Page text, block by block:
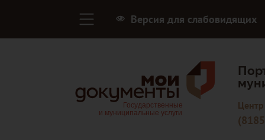
Версия для слабовидящих